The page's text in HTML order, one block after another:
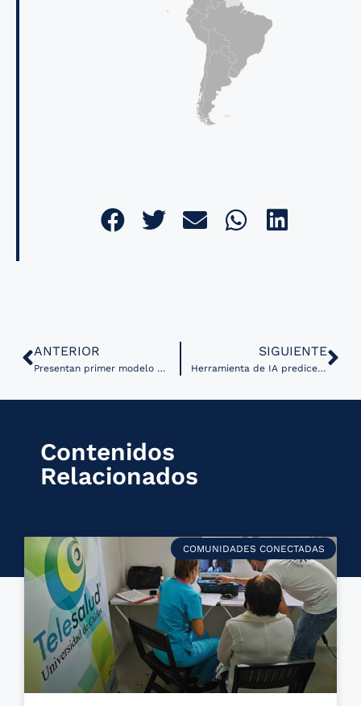
ANTERIOR
Presentan primer modelo de IA generativa para imágenes médicas
SIGUIENTE
Herramienta de IA predice casos invasivos de cáncer de mama
Contenidos
Relacionados
COMUNIDADES CONECTADAS